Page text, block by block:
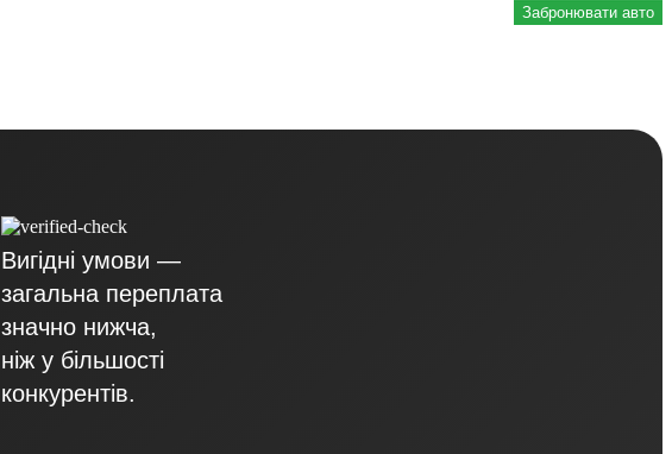
Забронювати авто
Вигідні умови —
загальна переплата
значно нижча,
ніж у більшості
конкурентів.